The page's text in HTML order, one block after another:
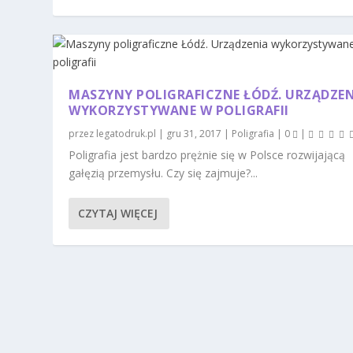
MASZYNY POLIGRAFICZNE ŁÓDŹ.
WYKORZYSTYWANE W POLIGRAFII
przez legatodruk.pl | gru 31, 2017 | Poligrafia | 0 |
Poligrafia jest bardzo prężnie się w Polsce rozwijającą
gałęzią przemysłu. Czy się zajmuje?...
CZYTAJ WIĘCEJ